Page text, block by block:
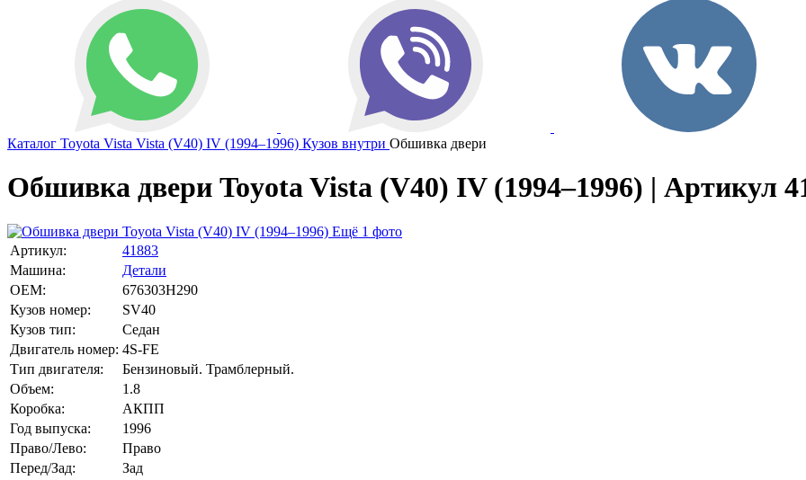
Каталог Toyota Vista Vista (V40) IV (1994–1996) Кузов внутри Обшивка двери
Обшивка двери Toyota Vista (V40) IV (1994–1996) | Артикул
Ещё 1 фото
Артикул:
41883
Машина:
Детали
OEM:
676303H290
Кузов номер:
SV40
Кузов тип:
Седан
Двигатель номер: 4S-FE
Тип двигателя:
Бензиновый. Трамблерный.
Объем:
1.8
Коробка:
АКПП
Год выпуска:
1996
Право/Лево:
Право
Перед/Зад:
Зад